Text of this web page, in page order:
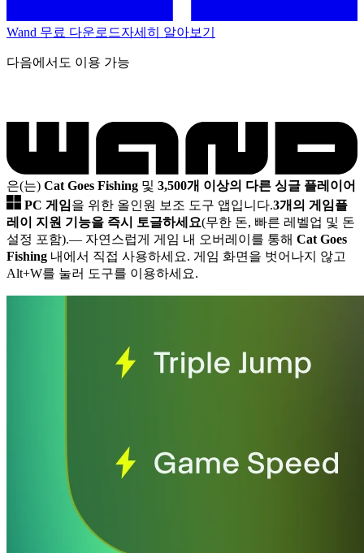
Wand 무료 다운로드자세히 알아보기
다음에서도 이용 가능
은(는) Cat Goes Fishing 및 3,500개 이상의 다른 싱글 플레이어
PC 게임을 위한 올인원 보조 도구 앱입니다.3개의 게임플
레이 지원 기능을 즉시 토글하세요(무한 돈, 빠른 레벨업 및 돈
설정 포함).— 자연스럽게 게임 내 오버레이를 통해 Cat Goes
Fishing 내에서 직접 사용하세요. 게임 화면을 벗어나지 않고
Alt+W를 눌러 도구를 이용하세요.